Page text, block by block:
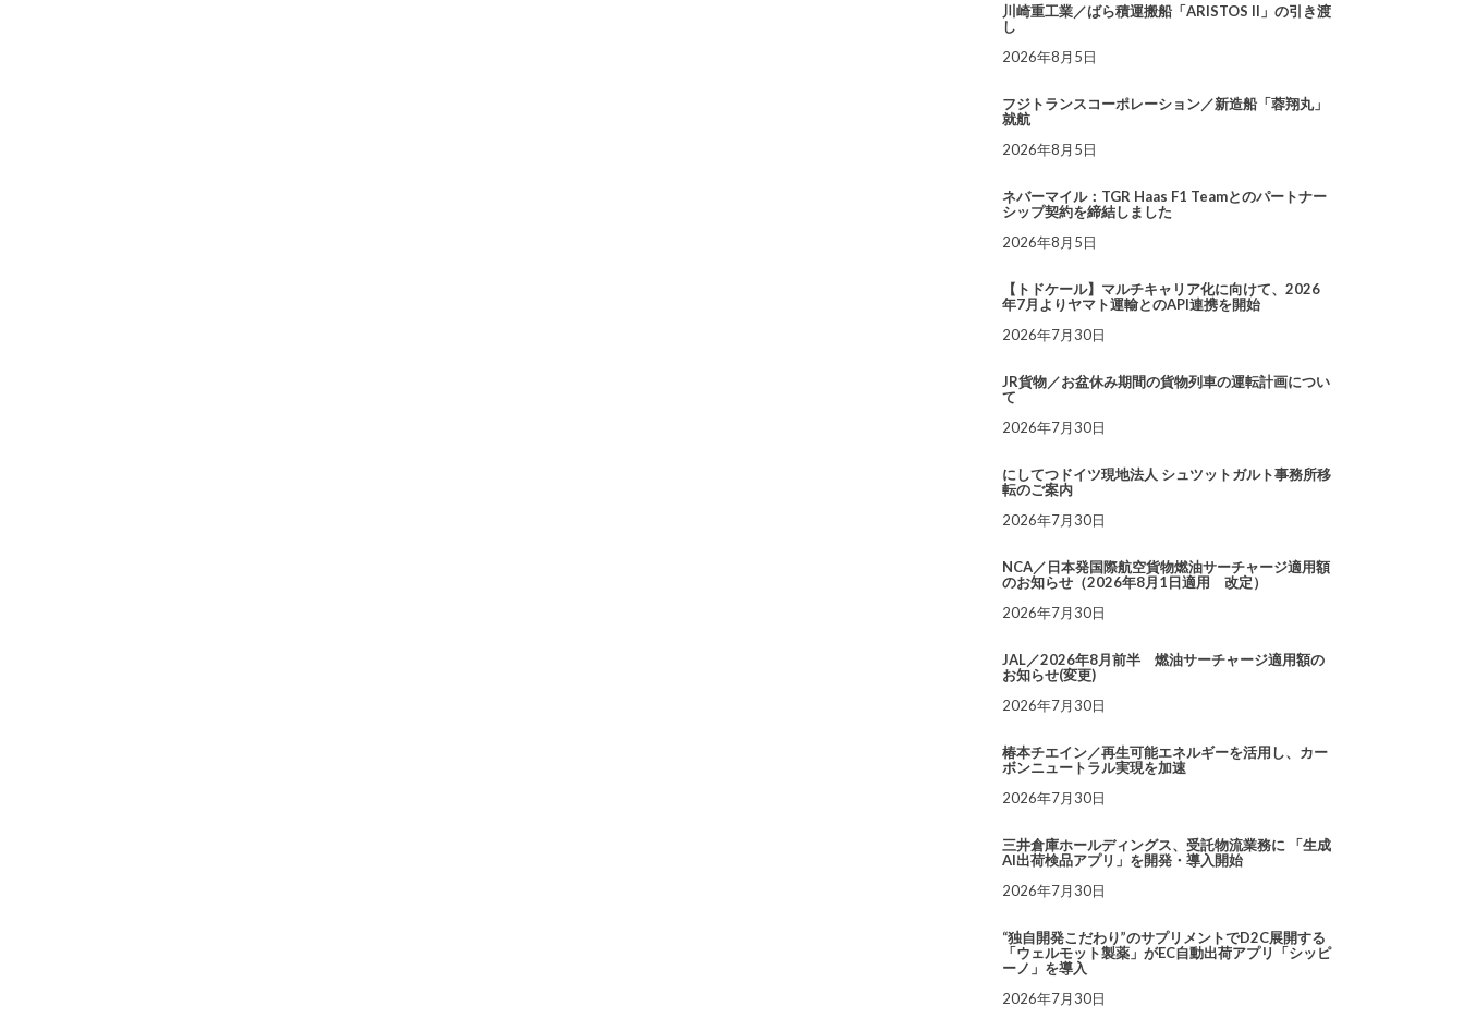
川崎重工業／ばら積運搬船「ARISTOS II」の引き渡
し
2026年8月5日
フジトランスコーポレーション／新造船「蓉翔丸」
就航
2026年8月5日
ネバーマイル：TGR Haas F1 Teamとのパートナー
シップ契約を締結しました
2026年8月5日
【トドケール】マルチキャリア化に向けて、2026
年7月よりヤマト運輸とのAPI連携を開始
2026年7月30日
JR貨物／お盆休み期間の貨物列車の運転計画につい
て
2026年7月30日
にしてつドイツ現地法人 シュツットガルト事務所移
転のご案内
2026年7月30日
NCA／日本発国際航空貨物燃油サーチャージ適用額
のお知らせ（2026年8月1日適用 改定）
2026年7月30日
JAL／2026年8月前半 燃油サーチャージ適用額の
お知らせ(変更)
2026年7月30日
椿本チエイン／再生可能エネルギーを活用し、カー
ボンニュートラル実現を加速
2026年7月30日
三井倉庫ホールディングス、受託物流業務に 「生成
AI出荷検品アプリ」を開発・導入開始
2026年7月30日
“独自開発こだわり”のサプリメントでD2C展開する
「ウェルモット製薬」がEC自動出荷アプリ「シッピ
ーノ」を導入
2026年7月30日